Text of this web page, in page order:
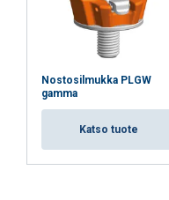
Nostosilmukka PLGW
gamma
Katso tuote